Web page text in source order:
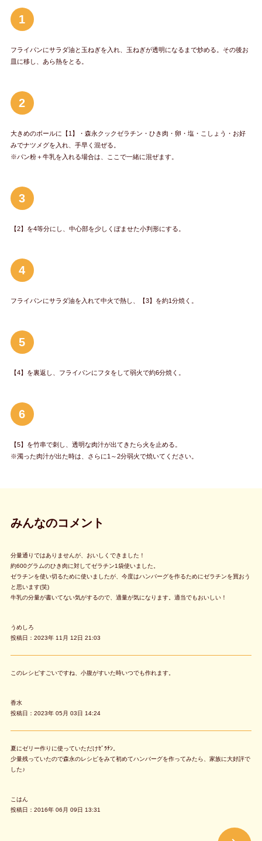
1
フライパンにサラダ油と玉ねぎを入れ、玉ねぎが透明になるまで炒める。その後お
皿に移し、あら熱をとる。
2
大きめのボールに【1】・森永クックゼラチン・ひき肉・卵・塩・こしょう・お好
みでナツメグを入れ、手早く混ぜる。
※パン粉＋牛乳を入れる場合は、ここで一緒に混ぜます。
3
【2】を4等分にし、中心部を少しくぼませた小判形にする。
4
フライパンにサラダ油を入れて中火で熱し、【3】を約1分焼く。
5
【4】を裏返し、フライパンにフタをして弱火で約6分焼く。
6
【5】を竹串で刺し、透明な肉汁が出てきたら火を止める。
※濁った肉汁が出た時は、さらに1～2分弱火で焼いてください。
みんなのコメント
分量通りではありませんが、おいしくできました！
約600グラムのひき肉に対してゼラチン1袋使いました。
ゼラチンを使い切るために使いましたが、今度はハンバーグを作るためにゼラチンを買おう
と思います(笑)
牛乳の分量が書いてない気がするので、適量が気になります。適当でもおいしい！
うめしろ
投稿日：2023年 11月 12日 21:03
このレシピすごいですね、小腹がすいた時いつでも作れます。
香水
投稿日：2023年 05月 03日 14:24
夏にゼリー作りに使っていただけｾﾞﾗﾁﾝ。
少量残っていたので森永のレシピをみて初めてハンバーグを作ってみたら、家族に大好評で
した♪
こはん
投稿日：2016年 06月 09日 13:31